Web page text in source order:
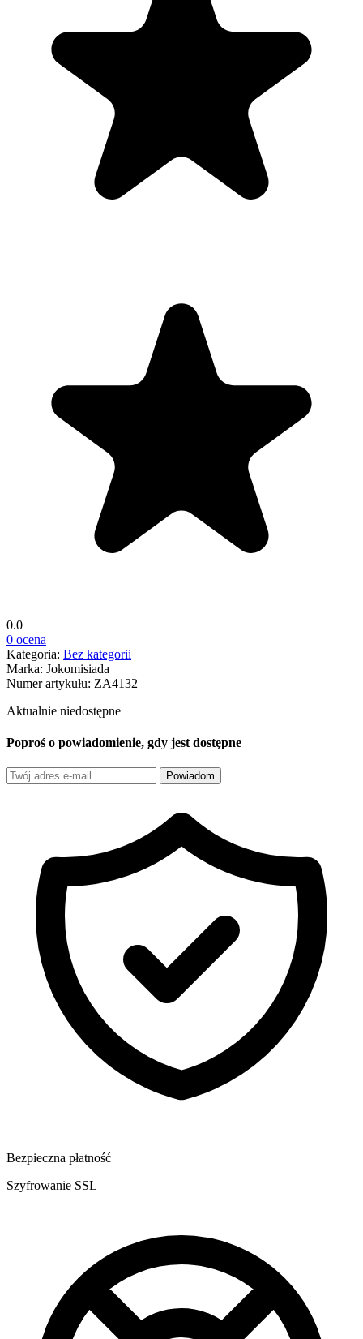
0.0
0 ocena
Kategoria: Bez kategorii
Marka: Jokomisiada
Numer artykułu: ZA4132
Aktualnie niedostępne
Poproś o powiadomienie, gdy jest dostępne
Powiadom
Bezpieczna płatność
Szyfrowanie SSL